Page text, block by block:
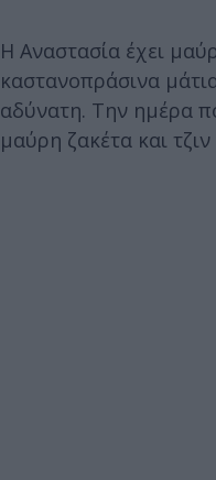
Η Αναστασία έχει
καστανοπράσινα
αδύνατη. Την ημέρα
μαύρη ζακέτα και